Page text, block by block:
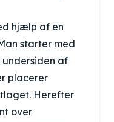
hjælp af en
starter med
af
placerer
Herefter
over